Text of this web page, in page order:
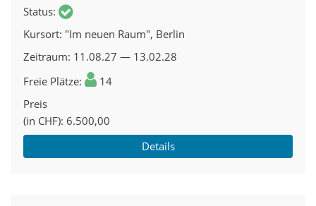
Status
Kursort "Im neuen Raum", Berlin
Zeitraum 11.08.27 — 13.02.28
Freie Plätze
14
Preis
(in CHF) 6.500,00
Details